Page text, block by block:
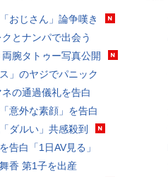
おじさん」論争嘆き
とナンパで出会う
腕タトゥー写真公開
」のヤジでパニック
の通過儀礼を告白
意外な素顔」を告白
ダルい」共感殺到
告白「1日AV見る」
香 第1子を出産